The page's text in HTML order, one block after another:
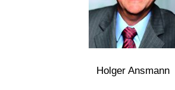
Holger Ansmann